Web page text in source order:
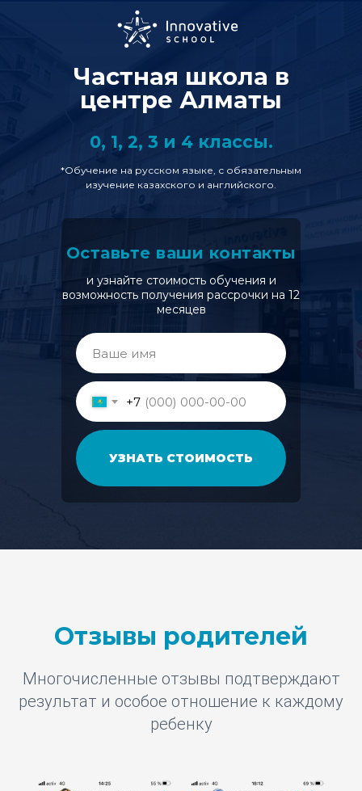
УЗНАТЬ СТОИМОСТЬ
Частная школа в
центре Алматы
0, 1, 2, 3 и 4 классы.
Оставьте ваши контакты
и узнайте стоимость обучения и
возможность получения рассрочки на 12
месяцев
+7
*Обучение на русском языке, с обязательным
изучение казахского и английского.
Отзывы родителей
Многочисленные отзывы подтверждают
результат и особое отношение к каждому
ребенку